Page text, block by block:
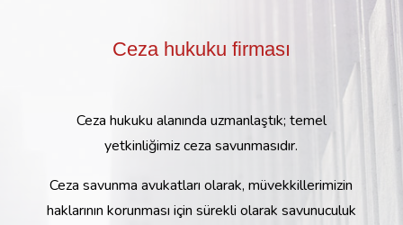
Ceza hukuku firması
Ceza hukuku alanında uzmanlaştık; temel
yetkinliğimiz ceza savunmasıdır.
Ceza savunma avukatları olarak, müvekkillerimizin
haklarının korunması için sürekli olarak savunuculuk